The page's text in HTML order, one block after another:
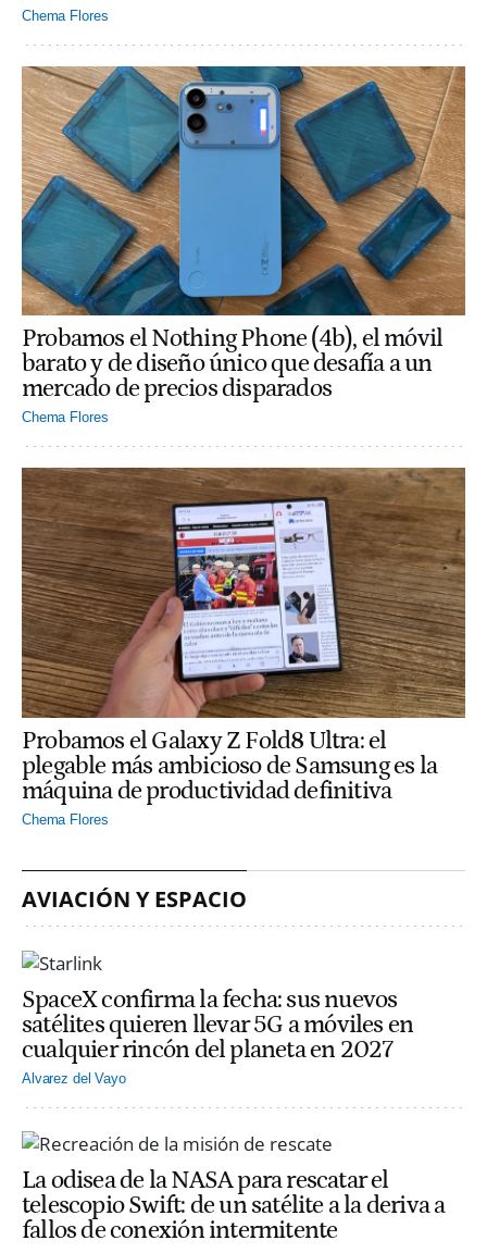
Chema Flores
Probamos el Nothing Phone (4b), el móvil
barato y de diseño único que desafía a un
mercado de precios disparados
Chema Flores
Probamos el Galaxy Z Fold8 Ultra: el
plegable más ambicioso de Samsung es la
máquina de productividad definitiva
Chema Flores
AVIACIÓN Y ESPACIO
SpaceX confirma la fecha: sus nuevos
satélites quieren llevar 5G a móviles en
cualquier rincón del planeta en 2027
Alvarez del Vayo
La odisea de la NASA para rescatar el
telescopio Swift: de un satélite a la deriva a
fallos de conexión intermitente